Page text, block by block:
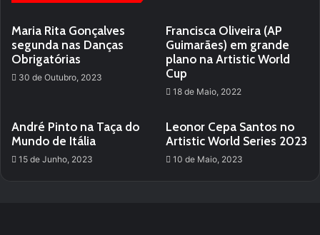
Maria Rita Gonçalves
segunda nas Danças
Obrigatórias
30 de Outubro, 2023
Francisca Oliveira (AP
Guimarães) em grande
plano na Artistic World
Cup
18 de Maio, 2022
André Pinto na Taça do
Mundo de Itália
15 de Junho, 2023
Leonor Cepa Santos no
Artistic World Series 2023
10 de Maio, 2023